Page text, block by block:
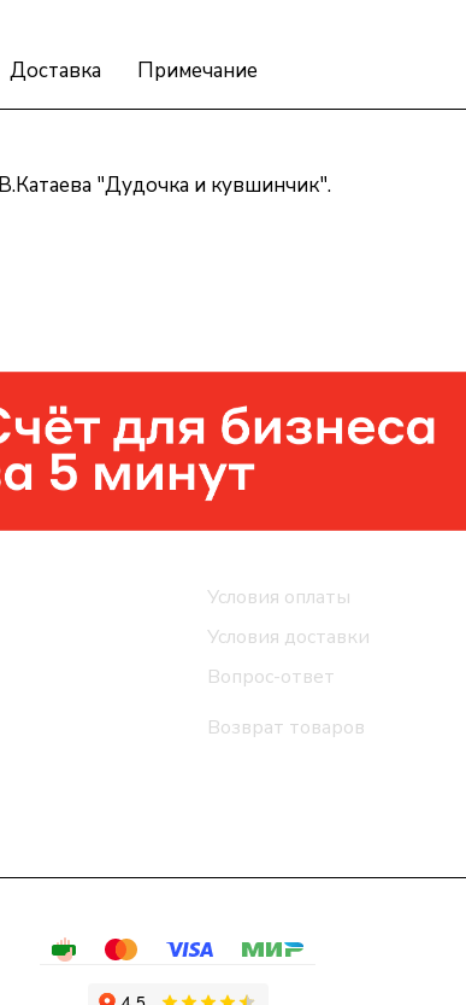
Доставка Примечание
"Дудочка и кувшинчик".
Условия оплаты
Условия доставки
Вопрос-ответ
Возврат товаров